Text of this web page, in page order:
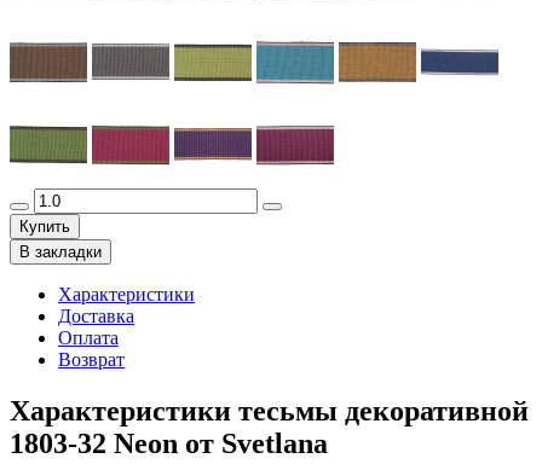
Купить
В закладки
Характеристики
Доставка
Оплата
Возврат
Характеристики тесьмы декоративной
1803-32 Neon от Svetlana